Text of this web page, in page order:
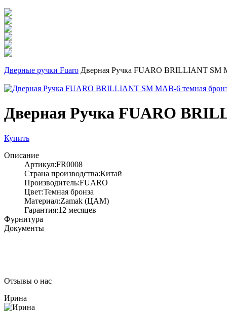
Дверные ручки Fuaro Дверная Ручка FUARO BRILLIANT SM
Дверная Ручка FUARO
Купить
Описание
Артикул:FR0008
Страна производства:Китай
Производитель:FUARO
Цвет:Темная бронза
Материал:Zamak (ЦАМ)
Гарантия:12 месяцев
Фурнитура
Документы
Отзывы о нас
Ирина